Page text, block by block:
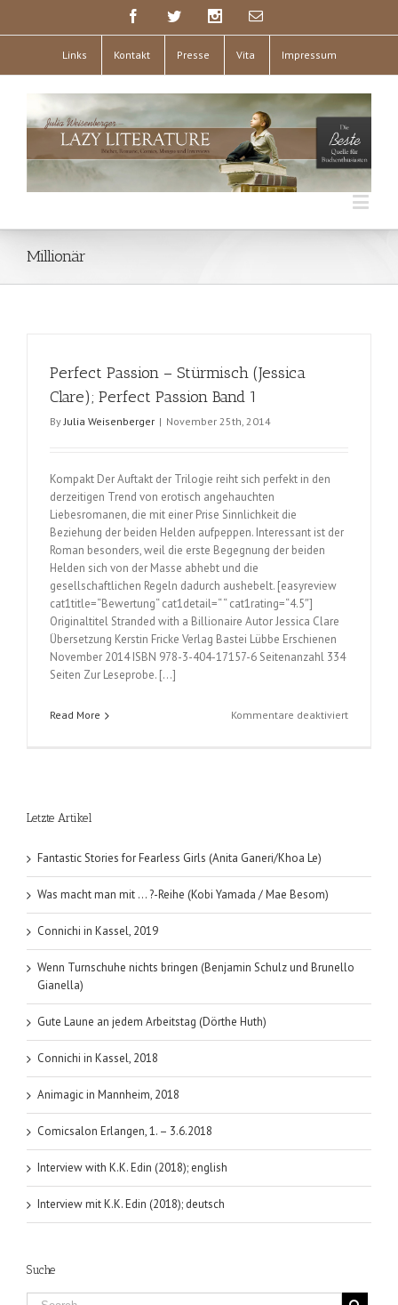
Links Kontakt Presse Vita Impressum
Millionär
Perfect Passion – Stürmisch (Jessica
Clare); Perfect Passion Band 1
ByJulia Weisenberger | November 25th, 2014
Kompakt Der Auftakt der Trilogie reiht sich perfekt in den
derzeitigen Trend von erotisch angehauchten
Liebesromanen, die mit einer Prise Sinnlichkeit die
Beziehung der beiden Helden aufpeppen. Interessant ist der
Roman besonders, weil die erste Begegnung der beiden
Helden sich von der Masse abhebt und die
gesellschaftlichen Regeln dadurch aushebelt. [easyreview
cat1title=“Bewertung“ cat1detail=“ “ cat1rating=“4.5″]
Originaltitel Stranded with a Billionaire Autor Jessica Clare
Übersetzung Kerstin Fricke Verlag Bastei Lübbe Erschienen
November 2014 ISBN 978-3-404-17157-6 Seitenanzahl 334
Seiten Zur Leseprobe. […]
Read More Kommentare deaktiviertfür
Band
Letzte Artikel
Fantastic Stories for Fearless Girls (Anita Ganeri/Khoa Le)
Was macht man mit … ?-Reihe (Kobi Yamada / Mae Besom)
Connichi in Kassel, 2019
Wenn Turnschuhe nichts bringen (Benjamin Schulz und Brunello
Gianella)
Gute Laune an jedem Arbeitstag (Dörthe Huth)
Connichi in Kassel, 2018
Animagic in Mannheim, 2018
Comicsalon Erlangen, 1. – 3.6.2018
Interview with K.K. Edin (2018); english
Interview mit K.K. Edin (2018); deutsch
Suche